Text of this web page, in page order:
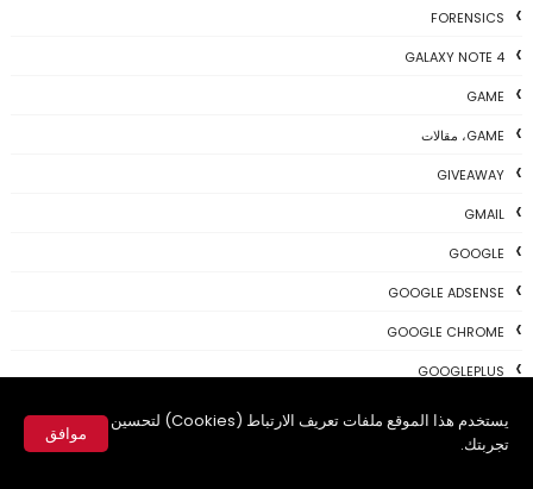
يستخدم هذا الموقع ملفات تعريف الارتباط (Cookies) لتحسين
تجربتك.
موافق
FORENSICS
GALAXY NOTE 4
GAME
GAME، مقالات
GIVEAWAY
GMAIL
GOOGLE
GOOGLE ADSENSE
GOOGLE CHROME
GOOGLEPLUS
IDMAN